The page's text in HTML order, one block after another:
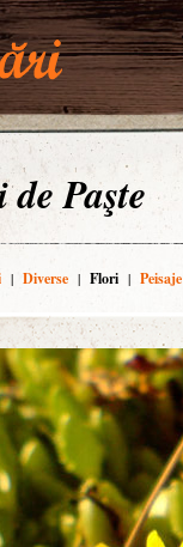
Paşte
| Diverse | Flori | Peisaje